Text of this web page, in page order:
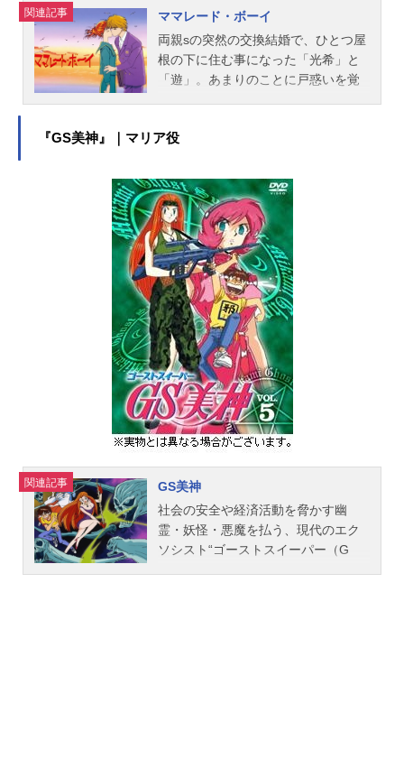
雅羅目暮警部：茶風林高木刑事：高
木渉千葉和伸：千葉一伸白鳥任三
郎：井上和彦佐藤美和子：湯屋敦子
ジン：堀之紀ウォッカ：立木文彦
スタッフ原作：青山剛昌企画：諏訪
拓也 石山桂一プロデューサー：米
デューサー：近藤秀峰監督：山本泰
一郎音楽：大野克夫キャラクター・
デザイン...
関連記事
ママレード・ボーイ
両親sの突然の交換結婚で、ひとつ屋
根の下に住む事になった「光希」と
「遊」。あまりのことに戸惑いを覚
かれていき……。光希に思いを寄せ
間の「蛍」、遊の昔の恋人「亜梨
実」、光希の親友「茗子」、茗子の
恋人で高校の教師の「なっちゃ
ん」、アメリカからの留学生「マイ
ケル」など、多彩なキャラクターが
織り成す恋模様。彼女達の真剣な想
いは、当時の私達の切ない恋心を、
鮮明に蘇らせてくれます!!作品名ママ
レード・ボーイ放送形態TVアニメス
ケジュール1994年3月13日（日）～1
995年9月3日（日）テレビ朝日系列
ほか話数全76話キャスト小石川光
希：國府田マリ子松浦遊：置鮎龍太
郎須王銀太：金丸淳一秋月茗子：山
崎和佳奈鈴木亜梨実：久川綾六反田
務：田中一成三輪悟史：太田真一郎
小石川仁：田中秀幸佐久間すず：丹
下桜土屋蛍：石田彰北原杏樹：井上
喜久子マイケル：緑川光ウィル：檜
山修之ブライアン：森川智之スタッ
フ原作：吉住渉企画：藤田高一郎
『GS美神』｜マリア役
関連記事
GS美神
社会の安全や経済活動を脅かす幽
霊・妖怪・悪魔を払う、現代のエク
ソシスト“ゴーストスイーパー（G